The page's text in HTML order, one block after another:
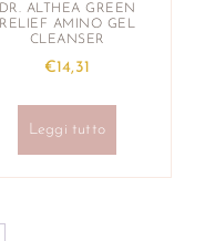
DR. ALTHEA GREEN
RELIEF AMINO GEL
CLEANSER
€14,31
Leggi tutto